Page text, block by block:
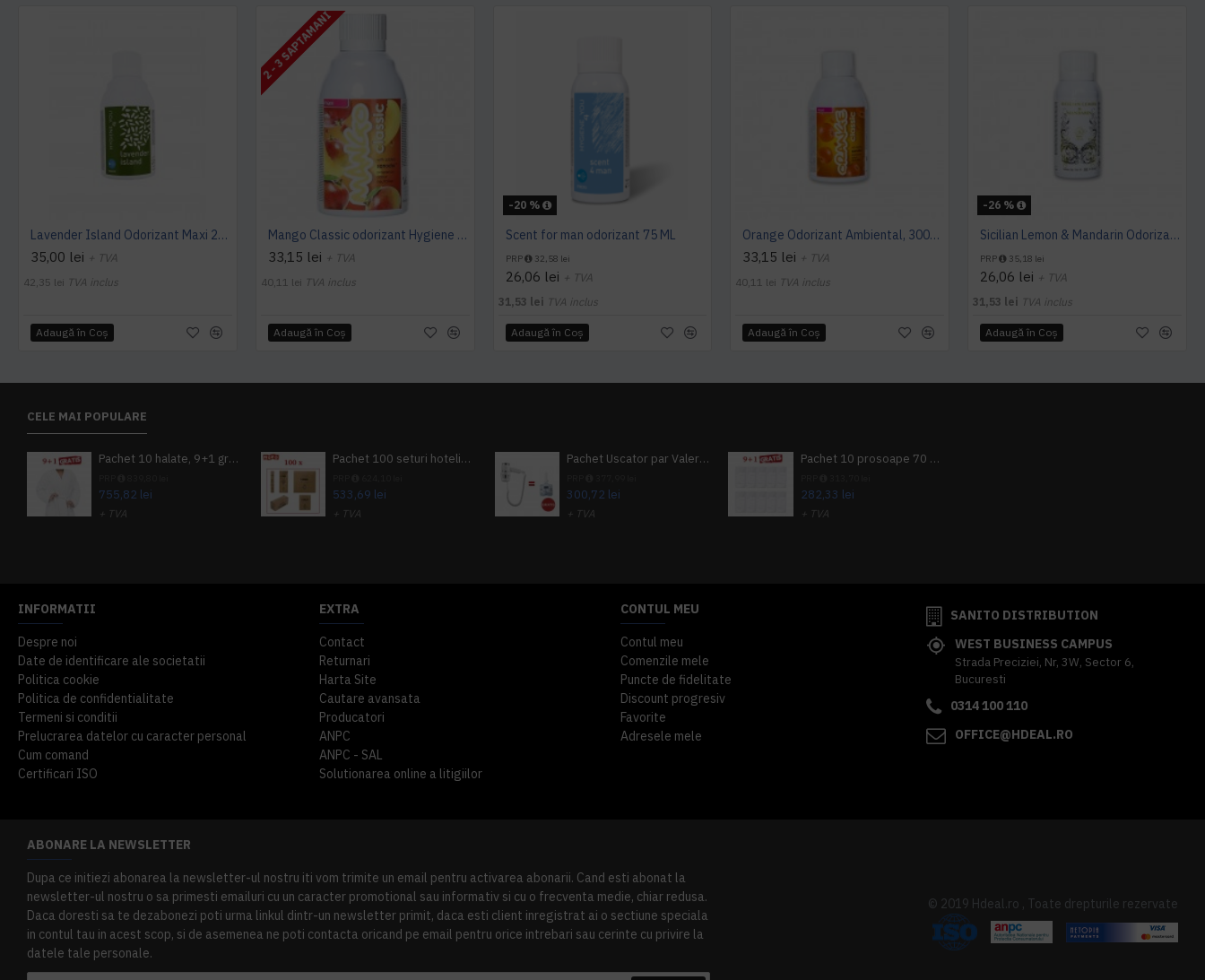
Lavender Island Odorizant Maxi 243ml Hygiene4You
35,00 lei + TVA
42,35 lei TVA inclus
Adaugă în Coş
2 - 3 SAPTAMANI
Mango Classic odorizant Hygiene 4 You
33,15 lei + TVA
40,11 lei TVA inclus
Adaugă în Coş
-20 %
Scent for man odorizant 75 ML
PRP 32,58 lei
26,06 lei + TVA
31,53 lei TVA inclus
Adaugă în Coş
Orange Odorizant Ambiental, 3000 utilizari - 163mc, Hygiene Vision
33,15 lei + TVA
40,11 lei TVA inclus
Adaugă în Coş
-26 %
Sicilian Lemon & Mandarin Odorizant MINI, Hygiene 4 You
PRP 35,18 lei
26,06 lei + TVA
31,53 lei TVA inclus
Adaugă în Coş
CELE MAI POPULARE
Pachet 10 halate, 9+1 gratuit
755,82 lei
+ TVA
Pachet 100 seturi hoteliere, set dentar, set barbierit, casca de dus, pila unghii, set cusut
533,69 lei
+ TVA
Pachet Uscator par Valera Action Super Plus + GRATUIT Sampon si gel de dus Tork
300,72 lei
+ TVA
Pachet 10 prosoape 70 x 140cm 9 + 1 gratuit
282,33 lei
+ TVA
INFORMATII
Despre noi
Date de identificare ale societatii
Politica cookie
Politica de confidentialitate
Termeni si conditii
Prelucrarea datelor cu caracter personal
Cum comand
Certificari ISO
EXTRA
Contact
Returnari
Harta Site
Cautare avansata
Producatori
ANPC
ANPC - SAL
Solutionarea online a litigiilor
CONTUL MEU
Contul meu
Comenzile mele
Puncte de fidelitate
Discount progresiv
Favorite
Adresele mele
SANITO DISTRIBUTION
WEST BUSINESS CAMPUS
Strada Preciziei, Nr, 3W, Sector 6,
Bucuresti
0314 100 110
OFFICE@HDEAL.RO
ABONARE LA NEWSLETTER
Dupa ce initiezi abonarea la newsletter-ul nostru iti vom trimite un email pentru activarea abonarii. Cand esti abonat la
newsletter-ul nostru o sa primesti emailuri cu un caracter promotional sau informativ si cu o frecventa medie, chiar redusa.
Daca doresti sa te dezabonezi poti urma linkul dintr-un newsletter primit, daca esti client inregistrat ai o sectiune speciala
in contul tau in acest scop, si de asemenea ne poti contacta oricand pe email pentru orice intrebari sau cerinte cu privire la
datele tale personale.
© 2019 Hdeal.ro , Toate drepturile rezervate